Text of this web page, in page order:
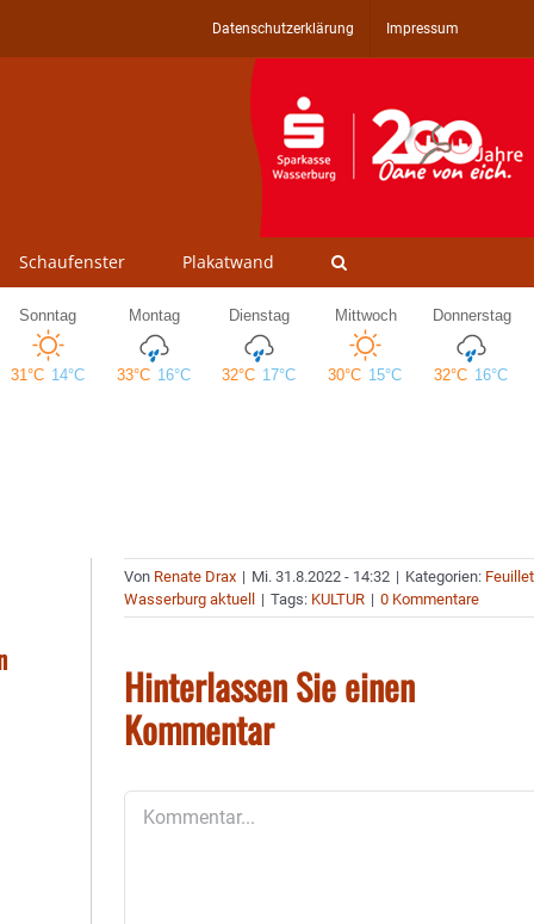
Datenschutzerklärung Impressum
Schaufenster Plakatwand
Von Renate Drax | Mi. 31.8.2022 - 14:32 | Kategorien:
Wasserburg aktuell
| Tags: KULTUR | 0 Kommentare
Hinterlassen Sie einen
Kommentar